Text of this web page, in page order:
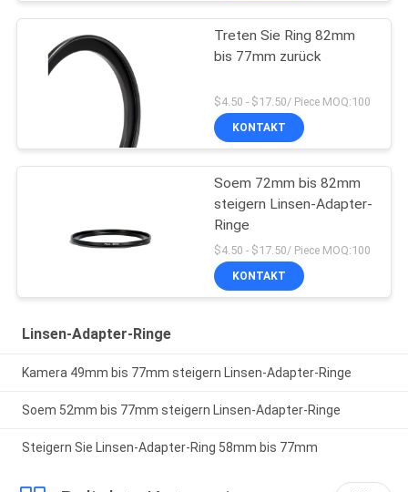
Treten Sie Ring 82mm
bis 77mm zurück
$4.50 - $17.50/ Piece MOQ:100
KONTAKT
Soem 72mm bis 82mm
steigern Linsen-Adapter-
Ringe
$4.50 - $17.50/ Piece MOQ:100
KONTAKT
Linsen-Adapter-Ringe
Kamera 49mm bis 77mm steigern Linsen-Adapter-Ringe
Soem 52mm bis 77mm steigern Linsen-Adapter-Ringe
Steigern Sie Linsen-Adapter-Ring 58mm bis 77mm